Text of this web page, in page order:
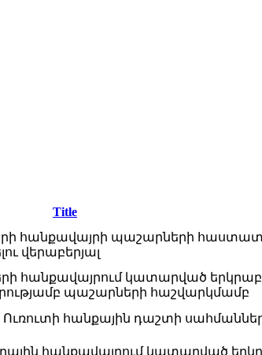
Title
հանքավայրի պաշարների
վերաբերյալ
հանքավայրում կատարված
պաշարների հաշվարկմամբ
հանքային դաշտի
հանքավայրում կատարված